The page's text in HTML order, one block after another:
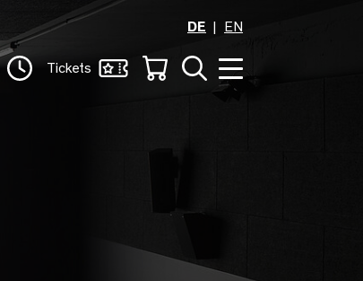
DE
EN
Tickets